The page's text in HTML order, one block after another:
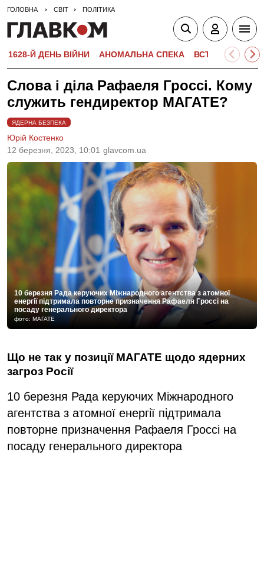
ГОЛОВНА СВІТ ПОЛІТИКА
1628-Й ДЕНЬ ВІЙНИ АНОМАЛЬНА СПЕКА ВСТУПНА
Слова і діла Рафаеля Гроссі. Кому
служить гендиректор МАГАТЕ?
ЯДЕРНА БЕЗПЕКА
12 березня, 2023, 10:01 glavcom.ua
Юрій Костенко
10 березня Рада керуючих Міжнародного агентства з атомної
енергії підтримала повторне призначення Рафаеля Гроссі на
посаду генерального директора
фото: МАГАТЕ
Що не так у позиції МАГАТЕ щодо ядерних
загроз Росії
10 березня Рада керуючих Міжнародного
агентства з атомної енергії підтримала
повторне призначення Рафаеля Гроссі на
посаду генерального директора